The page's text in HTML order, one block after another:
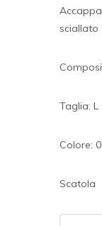
sciallato
Taglia: L
Colore:
Scatola